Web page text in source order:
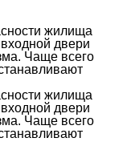
жилища
двери
Чаще всего
жилища
двери
Чаще всего